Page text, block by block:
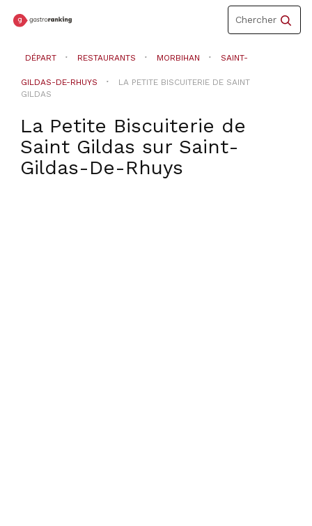
Toggle
navigation
Chercher
DÉPART RESTAURANTS MORBIHAN SAINT-
GILDAS-DE-RHUYS
LA PETITE BISCUITERIE DE SAINT
GILDAS
La Petite Biscuiterie de
Saint Gildas sur Saint-
Gildas-De-Rhuys